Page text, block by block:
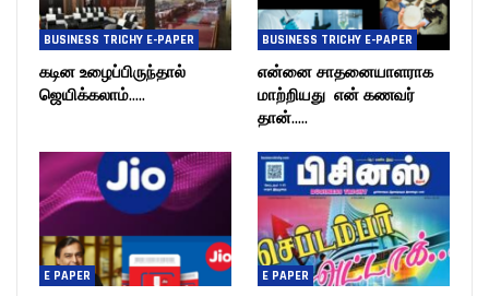
BUSINESS TRICHY E-PAPER
கடின உழைப்பிருந்தால்
ஜெயிக்கலாம்…..
BUSINESS TRICHY E-PAPER
என்னை சாதனையாளராக
மாற்றியது என் கணவர்
தான்…..
E PAPER E PAPER